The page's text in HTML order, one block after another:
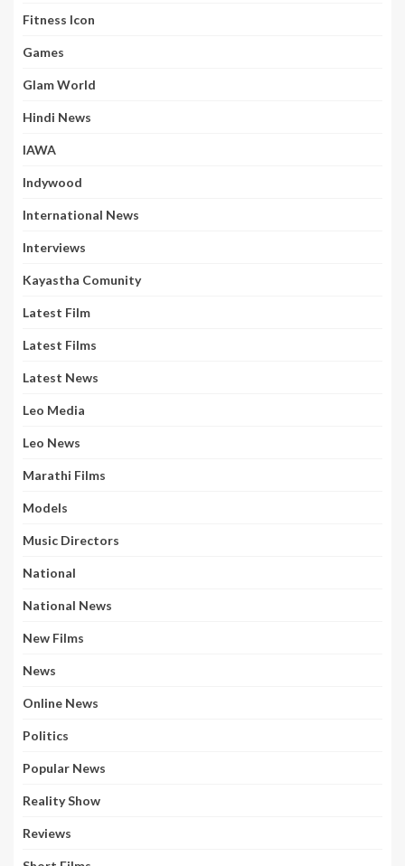
Fitness Icon
Games
Glam World
Hindi News
IAWA
Indywood
International News
Interviews
Kayastha Comunity
Latest Film
Latest Films
Latest News
Leo Media
Leo News
Marathi Films
Models
Music Directors
National
National News
New Films
News
Online News
Politics
Popular News
Reality Show
Reviews